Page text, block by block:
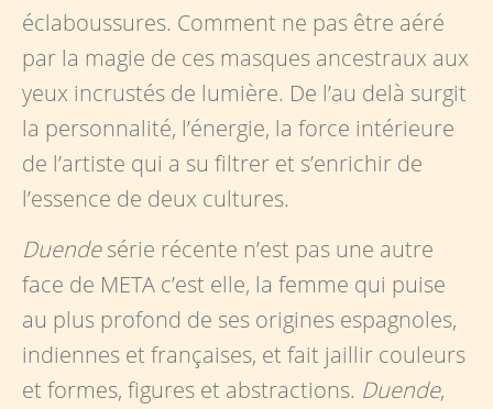
éclaboussures. Comment ne pas être aéré
par la magie de ces masques ancestraux aux
yeux incrustés de lumière. De l’au delà surgit
la personnalité, l’énergie, la force intérieure
de l’artiste qui a su filtrer et s’enrichir de
l’essence de deux cultures.
Duendesérie récente n’est pas une autre
face de META c’est elle, la femme qui puise
au plus profond de ses origines espagnoles,
indiennes et françaises, et fait jaillir couleurs
et formes, figures et abstractions. Duende,